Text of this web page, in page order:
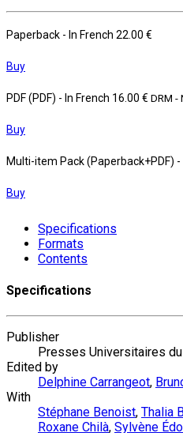
Paperback - In French 22.00 €
Buy
PDF (PDF) - In French 16.00 € DRM -
Buy
Multi-item Pack (Paperback+PDF) -
Buy
Specifications
Formats
Contents
Specifications
Publisher
Presses Universitaires
Edited by
Delphine Carrangeot,
With
Stéphane Benoist, Thalia
Roxane Chilà, Sylvène